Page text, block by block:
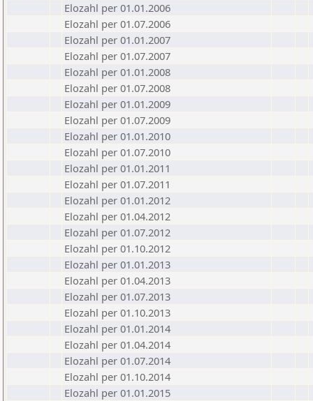
Elozahl per 01.01.2006
Elozahl per 01.07.2006
Elozahl per 01.01.2007
Elozahl per 01.07.2007
Elozahl per 01.01.2008
Elozahl per 01.07.2008
Elozahl per 01.01.2009
Elozahl per 01.07.2009
Elozahl per 01.01.2010
Elozahl per 01.07.2010
Elozahl per 01.01.2011
Elozahl per 01.07.2011
Elozahl per 01.01.2012
Elozahl per 01.04.2012
Elozahl per 01.07.2012
Elozahl per 01.10.2012
Elozahl per 01.01.2013
Elozahl per 01.04.2013
Elozahl per 01.07.2013
Elozahl per 01.10.2013
Elozahl per 01.01.2014
Elozahl per 01.04.2014
Elozahl per 01.07.2014
Elozahl per 01.10.2014
Elozahl per 01.01.2015